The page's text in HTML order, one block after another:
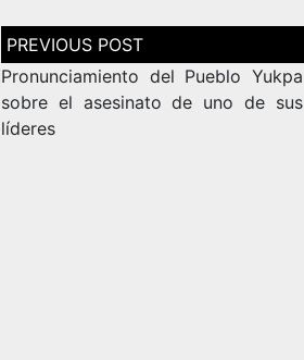
Navegación
de
entradas
Pronunciamiento del Pueblo Yukpa
sobre el asesinato de uno de sus
líderes